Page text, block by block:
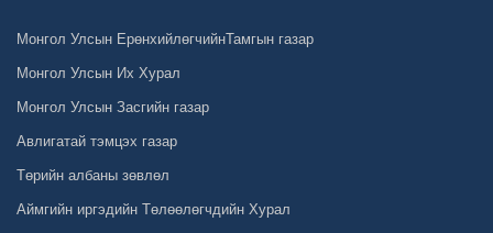
Монгол Улсын ЕрөнхийлөгчийнТамгын газар
Монгол Улсын Их Хурал
Монгол Улсын Засгийн газар
Авлигатай тэмцэх газар
Төрийн албаны зөвлөл
Аймгийн иргэдийн Төлөөлөгчдийн Хурал